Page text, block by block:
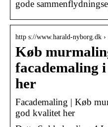
gode
http s://www.harald-nyborg.dk
Køb
facademaling
her
Facademaling | Køb
god kvalitet her